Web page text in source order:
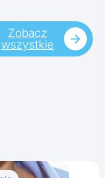
Zobacz
wszystkie